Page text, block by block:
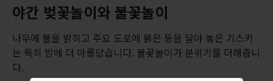
야간 벚꽃놀이와 불꽃놀이
나무에 불을 밝히고 주요 도로에 붉은 등을 달아 놓은 기스키
는 특히 밤에 더 아름답습니다. 불꽃놀이가 분위기를 더해줍니
다.